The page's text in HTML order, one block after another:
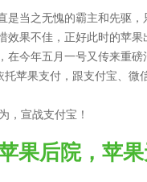
是当之无愧的霸主和先驱
效果不佳，正好此时的苹
在今年五月一号又传来重
托苹果支付，跟支付宝、
果后院，苹